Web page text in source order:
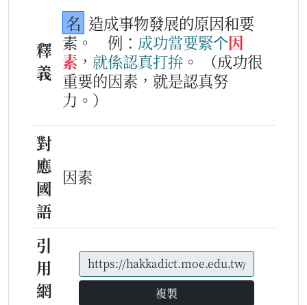
釋
義
名 造成事物發展的原因和要
素。
例： 成功當要緊个因
素 ， 就係認真打拚 。
（成功很
重要的因素，就是認真努
力。）
對
應
國
語
因素
引
用
網
複製